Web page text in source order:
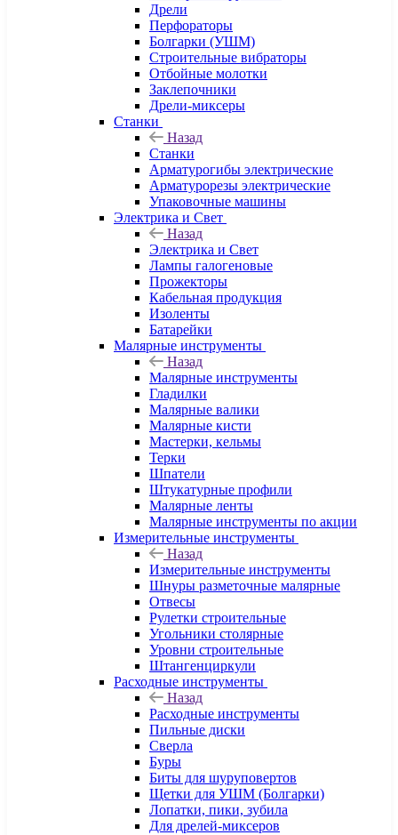
Дрели
Перфораторы
Болгарки (УШМ)
Строительные вибраторы
Отбойные молотки
Заклепочники
Дрели-миксеры
Станки
Назад
Станки
Арматурогибы электрические
Арматурорезы электрические
Упаковочные машины
Электрика и Свет
Назад
Электрика и Свет
Лампы галогеновые
Прожекторы
Кабельная продукция
Изоленты
Батарейки
Малярные инструменты
Назад
Малярные инструменты
Гладилки
Малярные валики
Малярные кисти
Мастерки, кельмы
Терки
Шпатели
Штукатурные профили
Малярные ленты
Малярные инструменты по акции
Измерительные инструменты
Назад
Измерительные инструменты
Шнуры разметочные малярные
Отвесы
Рулетки строительные
Угольники столярные
Уровни строительные
Штангенциркули
Расходные инструменты
Назад
Расходные инструменты
Пильные диски
Сверла
Буры
Биты для шуруповертов
Щетки для УШМ (Болгарки)
Лопатки, пики, зубила
Для дрелей-миксеров